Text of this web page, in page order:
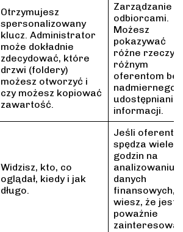
Otrzymujesz
spersonalizowany
klucz. Administrator
może dokładnie
zdecydować, które
drzwi (foldery)
możesz otworzyć i
czy możesz kopiować
zawartość.
Zarządzanie
odbiorcami.
Możesz
pokazywać
różne rzeczy
różnym
oferentom bez
nadmiernego
udostępniania
informacji.
Widzisz, kto, co
oglądał, kiedy i jak
długo.
Jeśli oferent
spędza wiele
godzin na
analizowaniu
danych
finansowych,
wiesz, że jest
poważnie